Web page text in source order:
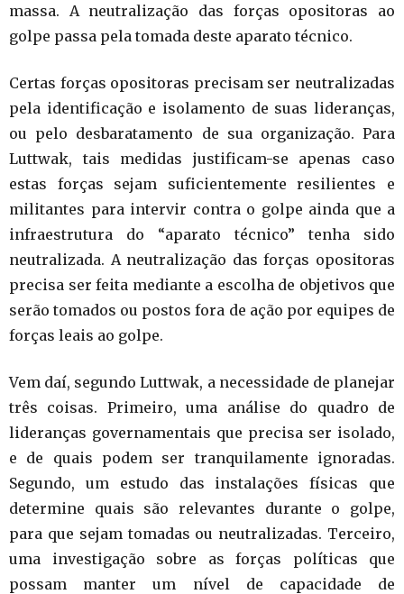
massa. A neutralização das forças opositoras ao
golpe passa pela tomada deste aparato técnico.
Certas forças opositoras precisam ser neutralizadas
pela identificação e isolamento de suas lideranças,
ou pelo desbaratamento de sua organização. Para
Luttwak, tais medidas justificam-se apenas caso
estas forças sejam suficientemente resilientes e
militantes para intervir contra o golpe ainda que a
infraestrutura do “aparato técnico” tenha sido
neutralizada. A neutralização das forças opositoras
precisa ser feita mediante a escolha de objetivos que
serão tomados ou postos fora de ação por equipes de
forças leais ao golpe.
Vem daí, segundo Luttwak, a necessidade de planejar
três coisas. Primeiro, uma análise do quadro de
lideranças governamentais que precisa ser isolado,
e de quais podem ser tranquilamente ignoradas.
Segundo, um estudo das instalações físicas que
determine quais são relevantes durante o golpe,
para que sejam tomadas ou neutralizadas. Terceiro,
uma investigação sobre as forças políticas que
possam manter um nível de capacidade de